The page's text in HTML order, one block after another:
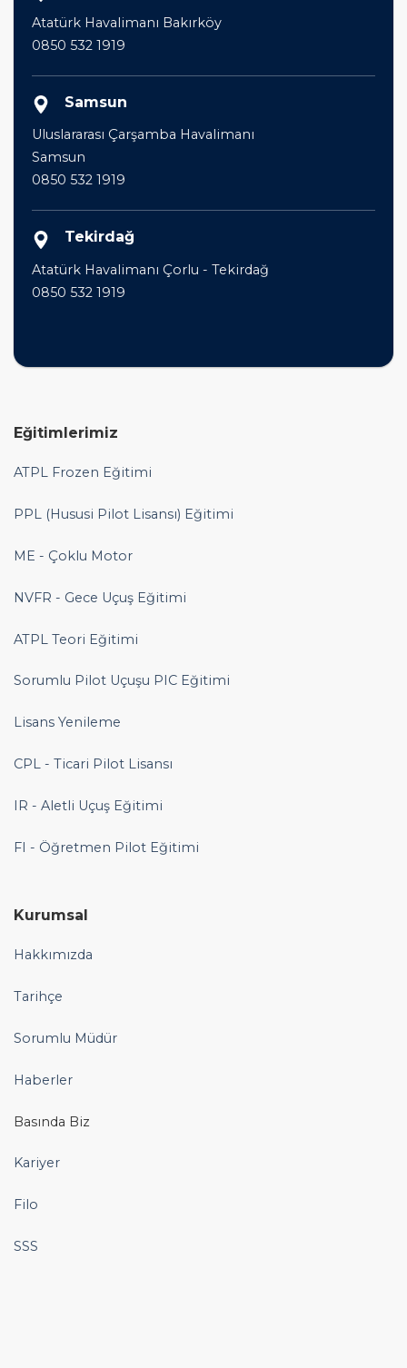
Atatürk Havalimanı Bakırköy
0850 532 1919
Samsun
Uluslararası Çarşamba Havalimanı
Samsun
0850 532 1919
Tekirdağ
Atatürk Havalimanı Çorlu - Tekirdağ
0850 532 1919
Eğitimlerimiz
ATPL Frozen Eğitimi
PPL (Hususi Pilot Lisansı) Eğitimi
ME - Çoklu Motor
NVFR - Gece Uçuş Eğitimi
ATPL Teori Eğitimi
Sorumlu Pilot Uçuşu PIC Eğitimi
Lisans Yenileme
CPL - Ticari Pilot Lisansı
IR - Aletli Uçuş Eğitimi
FI - Öğretmen Pilot Eğitimi
Kurumsal
Hakkımızda
Tarihçe
Sorumlu Müdür
Haberler
Basında Biz
Kariyer
Filo
SSS